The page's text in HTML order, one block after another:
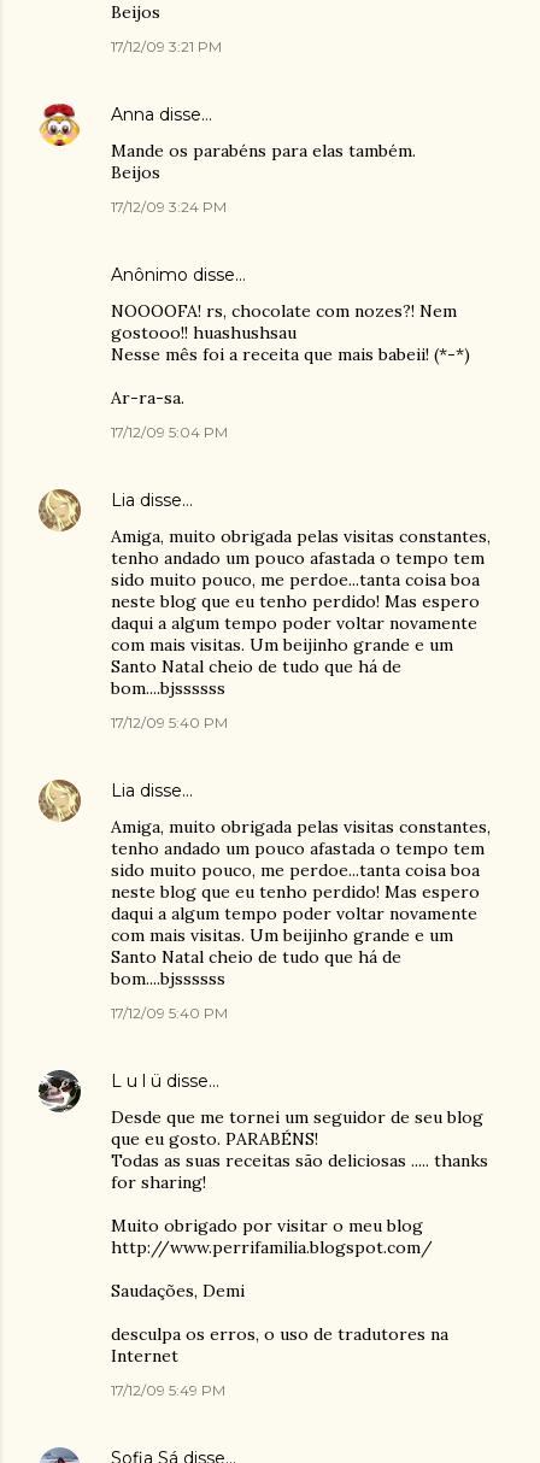
Beijos
17/12/09 3:21 PM
Anna disse…
Mande os parabéns para elas também.
Beijos
17/12/09 3:24 PM
Anônimo disse…
NOOOOFA! rs, chocolate com nozes?! Nem
gostooo!! huashushsau
Nesse mês foi a receita que mais babeii! (*-*)
Ar-ra-sa.
17/12/09 5:04 PM
Lia disse…
Amiga, muito obrigada pelas visitas constantes,
tenho andado um pouco afastada o tempo tem
sido muito pouco, me perdoe...tanta coisa boa
neste blog que eu tenho perdido! Mas espero
daqui a algum tempo poder voltar novamente
com mais visitas. Um beijinho grande e um
Santo Natal cheio de tudo que há de
bom....bjssssss
17/12/09 5:40 PM
Lia disse…
Amiga, muito obrigada pelas visitas constantes,
tenho andado um pouco afastada o tempo tem
sido muito pouco, me perdoe...tanta coisa boa
neste blog que eu tenho perdido! Mas espero
daqui a algum tempo poder voltar novamente
com mais visitas. Um beijinho grande e um
Santo Natal cheio de tudo que há de
bom....bjssssss
17/12/09 5:40 PM
L u l ü disse…
Desde que me tornei um seguidor de seu blog
que eu gosto. PARABÉNS!
Todas as suas receitas são deliciosas ..... thanks
for sharing!
Muito obrigado por visitar o meu blog
http://www.perrifamilia.blogspot.com/
Saudações, Demi
desculpa os erros, o uso de tradutores na
Internet
17/12/09 5:49 PM
Sofia Sá disse…